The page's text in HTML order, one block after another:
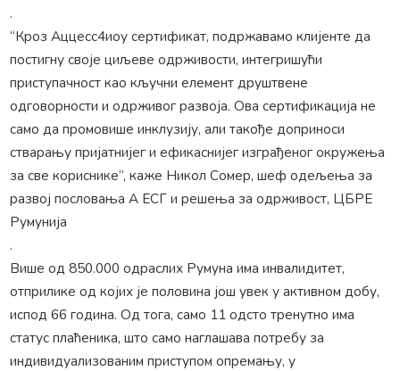
.
“Кроз Аццесс4иоу сертификат, подржавамо клијенте да
постигну своје циљеве одрживости, интегришући
приступачност као кључни елемент друштвене
одговорности и одрживог развоја. Ова сертификација не
само да промовише инклузију, али такође доприноси
стварању пријатнијег и ефикаснијег изграђеног окружења
за све кориснике“, каже Никол Сомер, шеф одељења за
развој пословања А ЕСГ и решења за одрживост, ЦБРЕ
Румунија
.
Више од 850.000 одраслих Румуна има инвалидитет,
отприлике од којих је половина још увек у активном добу,
испод 66 година. Од тога, само 11 одсто тренутно има
статус плаћеника, што само наглашава потребу за
индивидуализованим приступом опремању, у